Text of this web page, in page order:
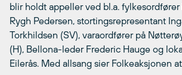
blir holdt appeller ved bl.a.
Rygh Pedersen, stortingsrepresentant
Torkhildsen (SV), varaordfører på
(H), Bellona-leder Frederic Hauge og
Eilerås. Med allsang sier Folkeaksjonen